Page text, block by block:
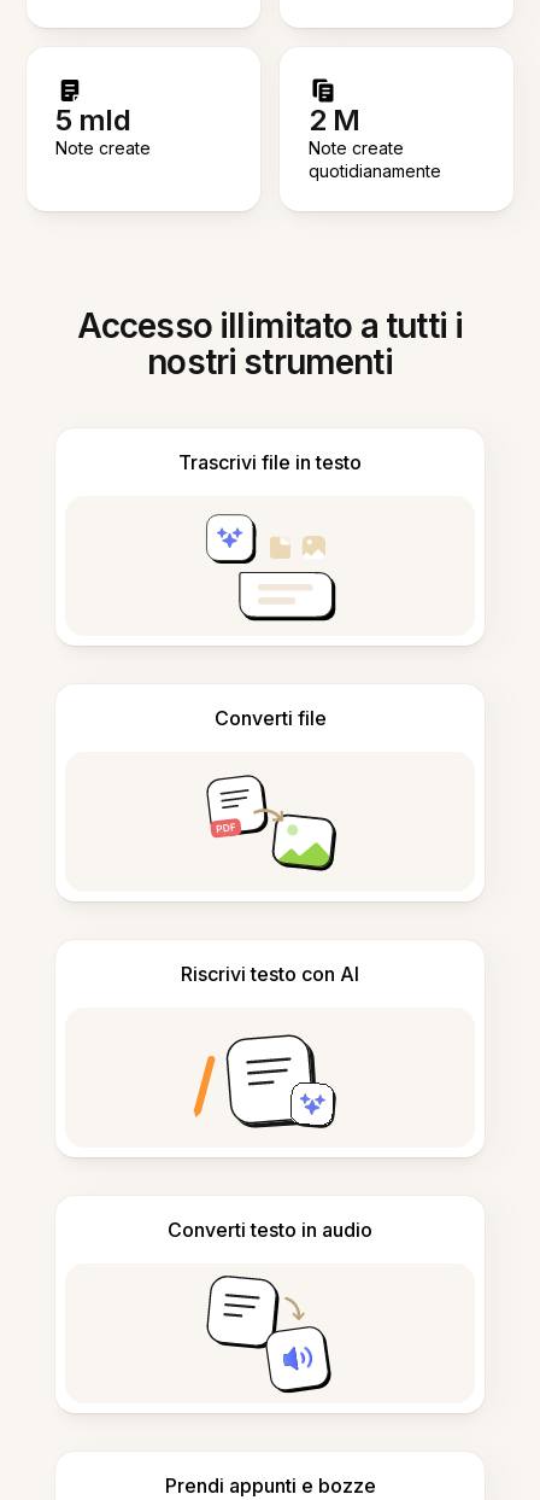
5 mld
Note create
2 M
Note create
quotidianamente
Accesso illimitato a tutti i
nostri strumenti
Trascrivi file in testo
Converti file
Riscrivi testo con AI
Converti testo in audio
Prendi appunti e bozze